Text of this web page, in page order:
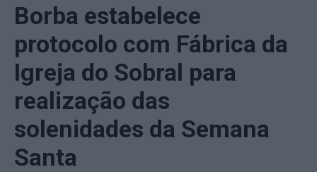
Borba estabelece
protocolo com Fábrica da
Igreja do Sobral para
realização das
solenidades da Semana
Santa